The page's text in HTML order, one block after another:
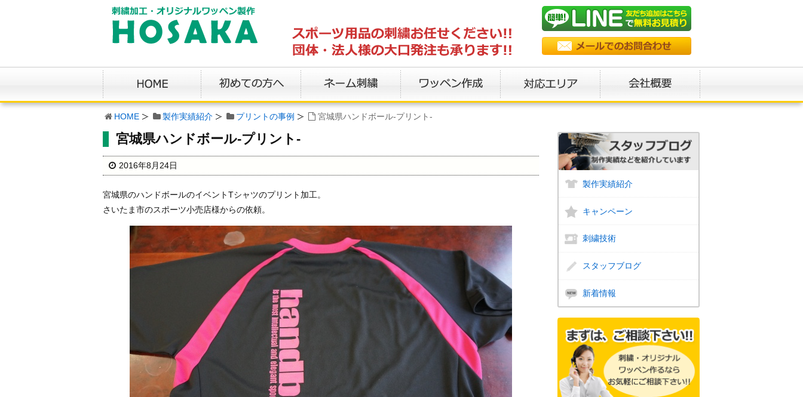
HOME 製作実績紹介 プリントの事例 宮城県ハンドボール-プリント-
宮城県ハンドボール-プリント-
2016年8月24日
宮城県のハンドボールのイベントTシャツのプリント加工。
さいたま市のスポーツ小売店様からの依頼。
製作実績紹介
キャンペーン
刺繍技術
スタッフブログ
新着情報